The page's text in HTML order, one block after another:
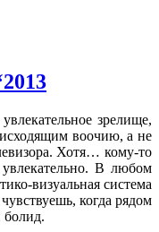
зрелище,
воочию, а не
Хотя… кому-то
В любом
визуальная система
когда рядом
болид.